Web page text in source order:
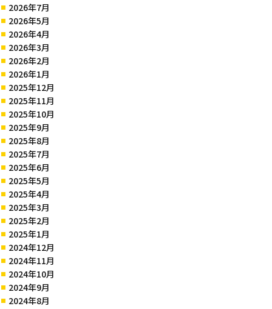
2026年7月
2026年5月
2026年4月
2026年3月
2026年2月
2026年1月
2025年12月
2025年11月
2025年10月
2025年9月
2025年8月
2025年7月
2025年6月
2025年5月
2025年4月
2025年3月
2025年2月
2025年1月
2024年12月
2024年11月
2024年10月
2024年9月
2024年8月